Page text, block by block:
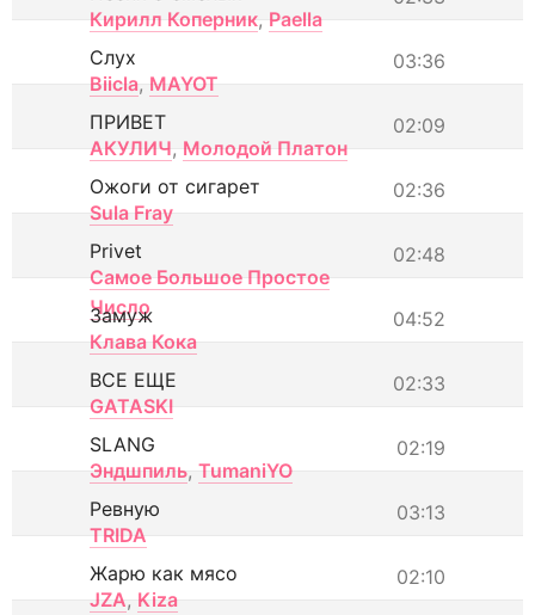
Кирилл Коперник, Paella
03:36
Слух
Biicla, MAYOT
02:09
ПРИВЕТ
АКУЛИЧ, Молодой Платон
02:36
Ожоги от сигарет
Sula Fray
02:48
Privet
Самое Большое Простое
Число
04:52
Замуж
Клава Кока
02:33
ВСЕ ЕЩЕ
GATASKI
02:19
SLANG
Эндшпиль, TumaniYO
03:13
Ревную
TRIDA
02:10
Жарю как мясо
JZA, Kiza